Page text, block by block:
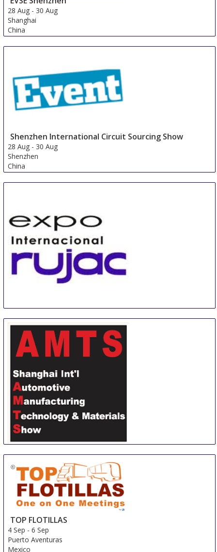
28 Aug - 30 Aug
Shanghai
China
Shenzhen International Circuit Sourcing Show
28 Aug - 30 Aug
Shenzhen
China
1 Sep-1 Sep
Guadalajara
Mexico
Technology & Material Show
3 Sep-6 Sep
Shanghai
China
TOP FLOTILLAS
4 Sep -6 Sep
Puerto Aventuras
Mexico